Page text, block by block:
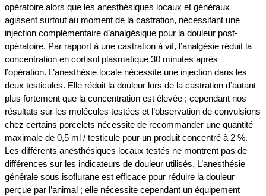
opératoire alors que les anesthésiques locaux et généraux
agissent surtout au moment de la castration, nécessitant une
injection complémentaire d’analgésique pour la douleur post-
opératoire. Par rapport à une castration à vif, l’analgésie réduit la
concentration en cortisol plasmatique 30 minutes après
l’opération. L’anesthésie locale nécessite une injection dans les
deux testicules. Elle réduit la douleur lors de la castration d’autant
plus fortement que la concentration est élevée ; cependant nos
résultats sur les molécules testées et l’observation de convulsions
chez certains porcelets nécessite de recommander une quantité
maximale de 0,5 ml / testicule pour un produit concentré à 2 %.
Les différents anesthésiques locaux testés ne montrent pas de
différences sur les indicateurs de douleur utilisés. L’anesthésie
générale sous isoflurane est efficace pour réduire la douleur
perçue par l’animal ; elle nécessite cependant un équipement